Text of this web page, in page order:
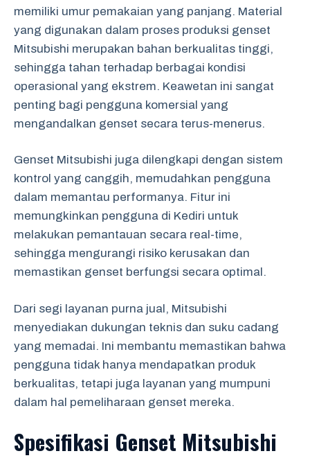
memiliki umur pemakaian yang panjang. Material
yang digunakan dalam proses produksi genset
Mitsubishi merupakan bahan berkualitas tinggi,
sehingga tahan terhadap berbagai kondisi
operasional yang ekstrem. Keawetan ini sangat
penting bagi pengguna komersial yang
mengandalkan genset secara terus-menerus.
Genset Mitsubishi juga dilengkapi dengan sistem
kontrol yang canggih, memudahkan pengguna
dalam memantau performanya. Fitur ini
memungkinkan pengguna di Kediri untuk
melakukan pemantauan secara real-time,
sehingga mengurangi risiko kerusakan dan
memastikan genset berfungsi secara optimal.
Dari segi layanan purna jual, Mitsubishi
menyediakan dukungan teknis dan suku cadang
yang memadai. Ini membantu memastikan bahwa
pengguna tidak hanya mendapatkan produk
berkualitas, tetapi juga layanan yang mumpuni
dalam hal pemeliharaan genset mereka.
Spesifikasi Genset Mitsubishi